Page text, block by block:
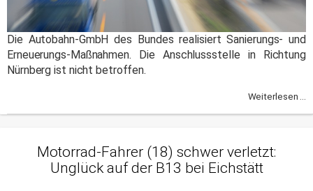
Die Autobahn-GmbH des Bundes realisiert Sanierungs- und
Erneuerungs-Maßnahmen. Die Anschlussstelle in Richtung
Nürnberg ist nicht betroffen.
Weiterlesen ...
Motorrad-Fahrer (18) schwer verletzt:
Unglück auf der B13 bei Eichstätt